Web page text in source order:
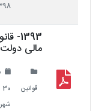
مالی دولت
قوانین
30